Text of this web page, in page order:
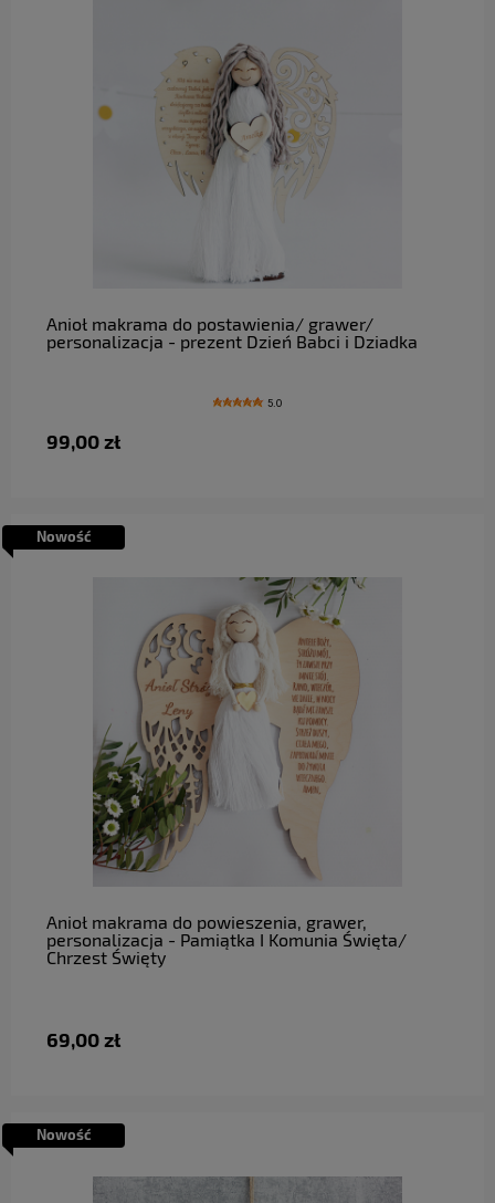
Anioł makrama do postawienia/ grawer/
personalizacja - prezent Dzień Babci i Dziadka
5.0
99,00 zł
Anioł makrama do powieszenia, grawer,
personalizacja - Pamiątka I Komunia Święta/
Chrzest Święty
69,00 zł
do koszyka
Nowość
Nowość